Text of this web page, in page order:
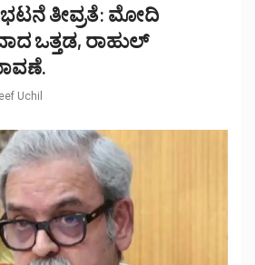
ತೀವ್ರತೆ: ಮೋದಿ
ಒತ್ತಡ, ರಾಹುಲ್
Uchil